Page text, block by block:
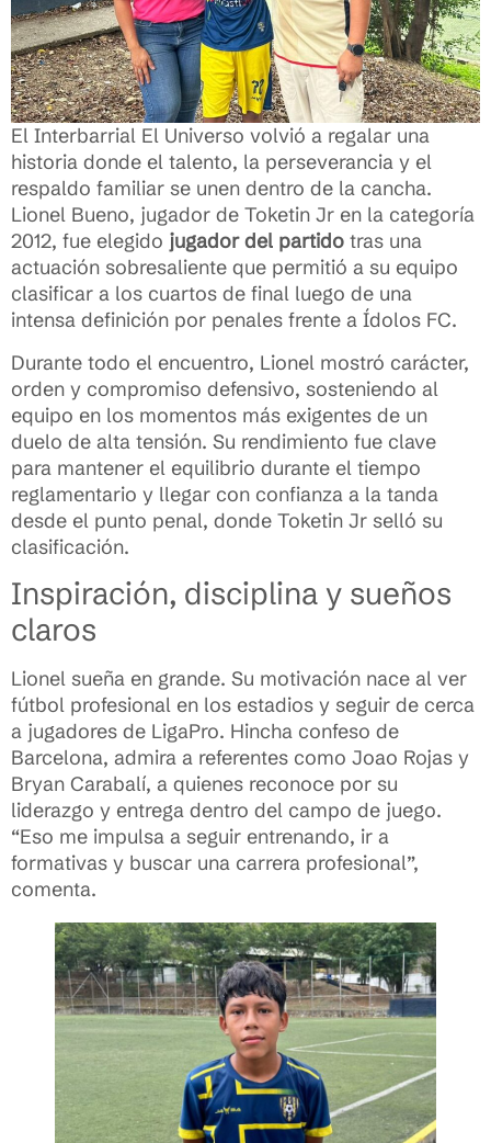
El Interbarrial El Universo volvió a regalar una
historia donde el talento, la perseverancia y el
respaldo familiar se unen dentro de la cancha.
Lionel Bueno, jugador de Toketin Jr en la categoría
2012, fue elegido jugador del partido tras una
actuación sobresaliente que permitió a su equipo
clasificar a los cuartos de final luego de una
intensa definición por penales frente a Ídolos FC.
Durante todo el encuentro, Lionel mostró carácter,
orden y compromiso defensivo, sosteniendo al
equipo en los momentos más exigentes de un
duelo de alta tensión. Su rendimiento fue clave
para mantener el equilibrio durante el tiempo
reglamentario y llegar con confianza a la tanda
desde el punto penal, donde Toketin Jr selló su
clasificación.
Inspiración, disciplina y sueños
claros
Lionel sueña en grande. Su motivación nace al ver
fútbol profesional en los estadios y seguir de cerca
a jugadores de LigaPro. Hincha confeso de
Barcelona, admira a referentes como Joao Rojas y
Bryan Carabalí, a quienes reconoce por su
liderazgo y entrega dentro del campo de juego.
“Eso me impulsa a seguir entrenando, ir a
formativas y buscar una carrera profesional”,
comenta.